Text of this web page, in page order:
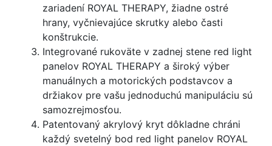
zariadení ROYAL THERAPY, žiadne ostré
hrany, vyčnievajúce skrutky alebo časti
konštrukcie.
Integrované rukoväte v zadnej stene red light
panelov ROYAL THERAPY a široký výber
manuálnych a motorických podstavcov a
držiakov pre vašu jednoduchú manipuláciu sú
samozrejmosťou.
Patentovaný akrylový kryt dôkladne chráni
každý svetelný bod red light panelov ROYAL